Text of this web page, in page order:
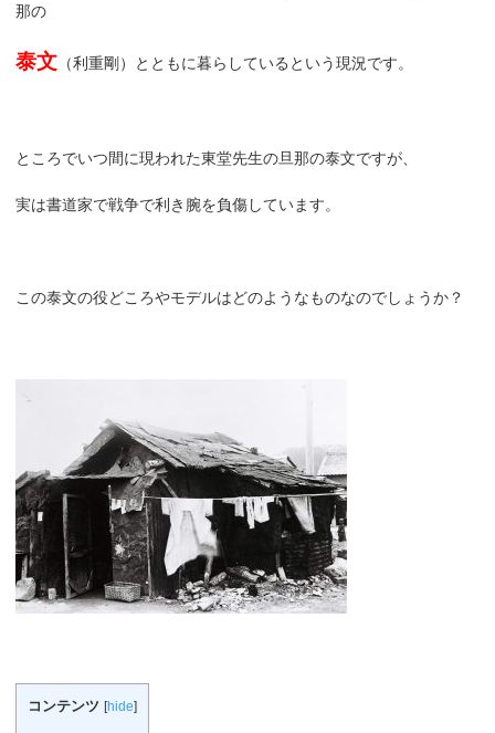
那の
泰文 （利重剛）とともに暮らしているという現況です。
ところでいつ間に現われた東堂先生の旦那の泰文ですが、
実は書道家で戦争で利き腕を負傷しています。
この泰文の役どころやモデルはどのようなものなのでしょうか？
コンテンツ [hide]